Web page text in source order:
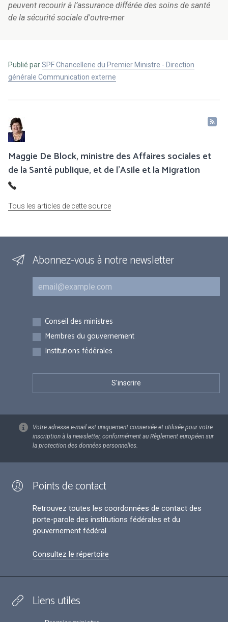
peuvent recourir à l’assurance différée des soins de santé
de la sécurité sociale d'outre-mer
Publié parSPF Chancellerie du Premier Ministre - Direction
générale Communication externe
Maggie De Block, ministre des Affaires sociales et
de la Santé publique, et de l’Asile et la Migration
Tous les articles de cette source
Abonnez-vous à notre newsletter
Courriel
Inscriptions
Conseil des ministres
Membres du gouvernement
Institutions fédérales
Votre adresse e-mail est uniquement conservée et utilisée pour votre
inscription à la newsletter, conformément au Règlement européen sur
la protection des données personnelles.
Points de contact
Retrouvez toutes les coordonnées de contact des
porte-parole des institutions fédérales et du
gouvernement fédéral.
Consultez le répertoire
Liens utiles